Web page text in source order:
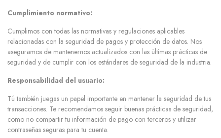
Cumplimiento normativo:
Cumplimos con todas las normativas y regulaciones aplicables
relacionadas con la seguridad de pagos y protección de datos. Nos
aseguramos de mantenernos actualizados con las últimas prácticas de
seguridad y de cumplir con los estándares de seguridad de la industria.
Responsabilidad del usuario:
Tú también juegas un papel importante en mantener la seguridad de tus
transacciones. Te recomendamos seguir buenas prácticas de seguridad,
como no compartir tu información de pago con terceros y utilizar
contraseñas seguras para tu cuenta.